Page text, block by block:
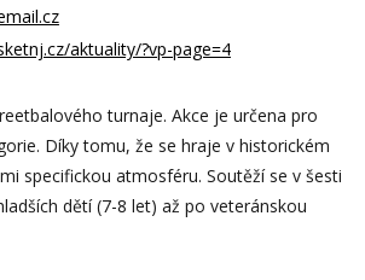
aktuality/?vp-page=4
turnaje. Akce je určena pro
Díky tomu, že se hraje v historickém
specifickou atmosféru. Soutěží se v šesti
dětí (7-8 let) až po veteránskou